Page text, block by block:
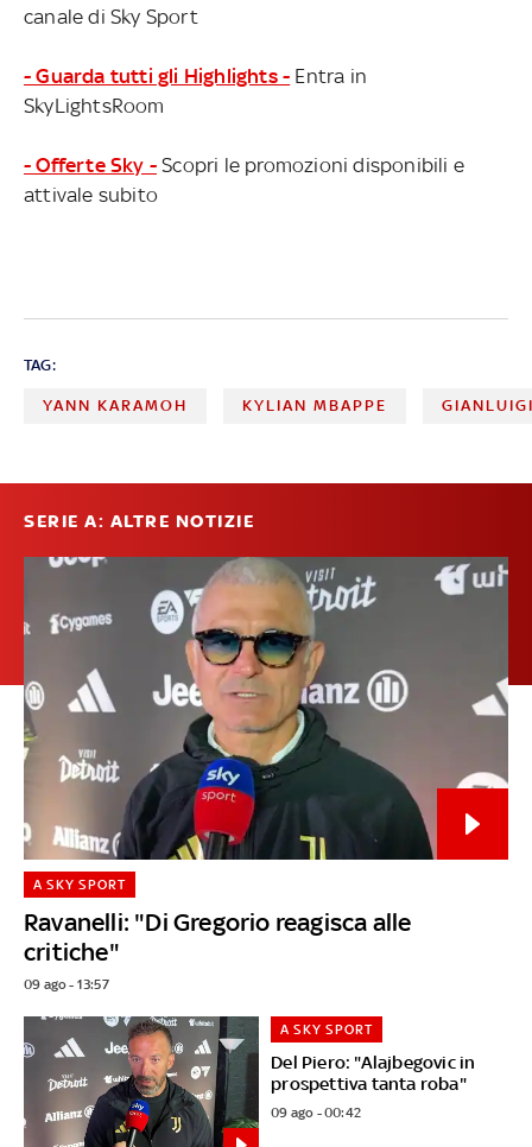
canale di Sky Sport
- Guarda tutti gli Highlights - Entra in
SkyLightsRoom
- Offerte Sky - Scopri le promozioni disponibili e
attivale subito
TAG:
YANN KARAMOH KYLIAN MBAPPE
SERIE A: ALTRE NOTIZIE
Ravanelli: "Di Gregorio reagisca alle
critiche"
A SKY SPORT
09 ago - 13:57
Del Piero: "Alajbegovic in
prospettiva tanta roba"
A SKY SPORT
09 ago - 00:42